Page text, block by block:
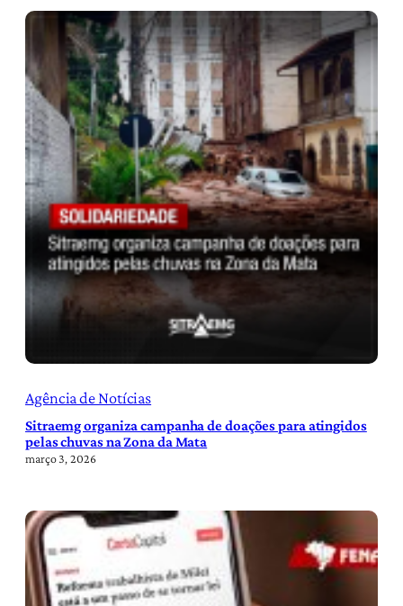
Agência de Notícias
Sitraemg organiza campanha de doações para atingidos
pelas chuvas na Zona da Mata
março 3, 2026